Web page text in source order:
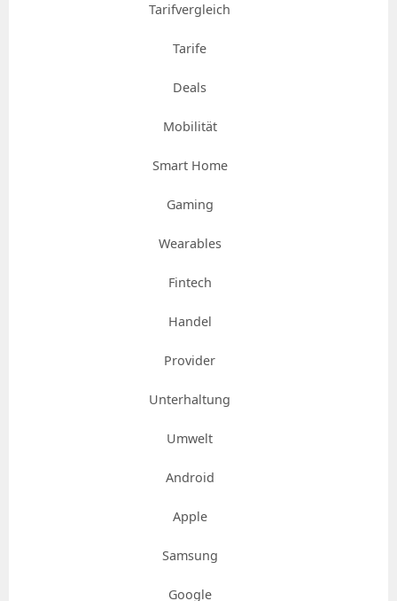
Tarifvergleich
Tarife
Deals
Mobilität
Smart Home
Gaming
Wearables
Fintech
Handel
Provider
Unterhaltung
Umwelt
Android
Apple
Samsung
Google